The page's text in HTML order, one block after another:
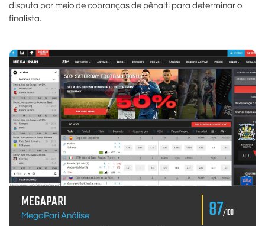
disputa por meio de cobranças de pênalti para determinar o
finalista.
MEGAPARI
MegaPari Análise 87/100